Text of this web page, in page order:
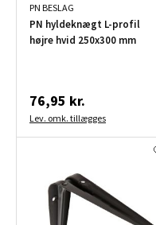
PN BESLAG
PN hyldeknægt L-profil
højre hvid 250x300 mm
76,95 kr.
Lev. omk. tillægges